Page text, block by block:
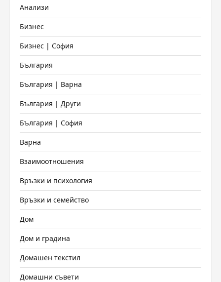
Анализи
Бизнес
Бизнес | София
България
България | Варна
България | Други
България | София
Варна
Взаимоотношения
Връзки и психология
Връзки и семейство
Дом
Дом и градина
Домашен текстил
Домашни съвети